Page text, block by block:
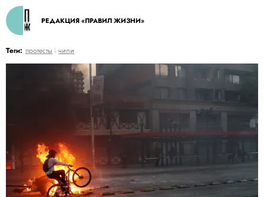
РЕДАКЦИЯ «ПРАВИЛ ЖИЗНИ»
Теги: протесты чили